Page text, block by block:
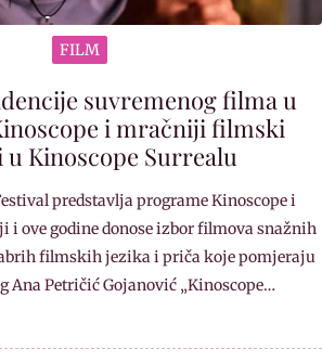
FILM
suvremenog filma u
i mračniji filmski
u Kinoscope Surrealu
predstavlja programe Kinoscope i
i ove godine donose izbor filmova snažnih
filmskih jezika i priča koje pomjeraju
Ana Petričić Gojanović „Kinoscope…